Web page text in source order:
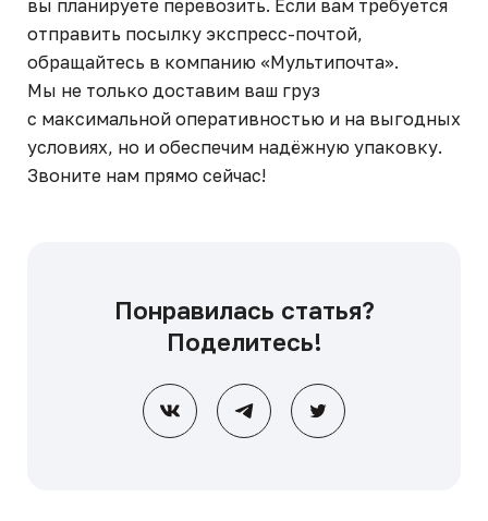
вы планируете перевозить. Если вам требуется
отправить посылку экспресс-почтой,
обращайтесь в компанию «Мультипочта».
Мы не только доставим ваш груз
с максимальной оперативностью и на выгодных
условиях, но и обеспечим надёжную упаковку.
Звоните нам прямо сейчас!
Понравилась статья?
Поделитесь!